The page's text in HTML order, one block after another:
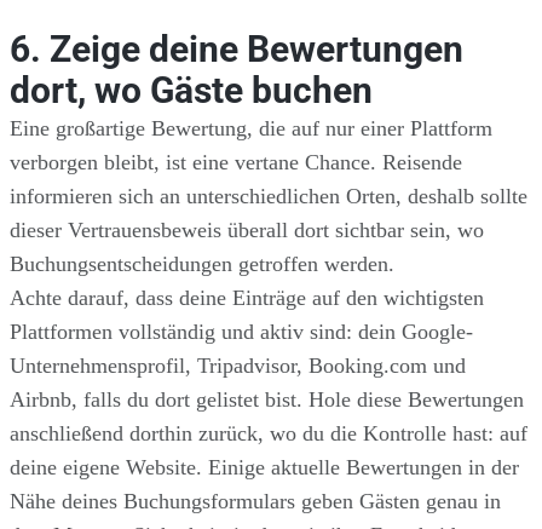
6. Zeige deine Bewertungen
dort, wo Gäste buchen
Eine großartige Bewertung, die auf nur einer Plattform
verborgen bleibt, ist eine vertane Chance. Reisende
informieren sich an unterschiedlichen Orten, deshalb sollte
dieser Vertrauensbeweis überall dort sichtbar sein, wo
Buchungsentscheidungen getroffen werden.
Achte darauf, dass deine Einträge auf den wichtigsten
Plattformen vollständig und aktiv sind: dein Google-
Unternehmensprofil, Tripadvisor, Booking.com und
Airbnb, falls du dort gelistet bist. Hole diese Bewertungen
anschließend dorthin zurück, wo du die Kontrolle hast: auf
deine eigene Website. Einige aktuelle Bewertungen in der
Nähe deines Buchungsformulars geben Gästen genau in